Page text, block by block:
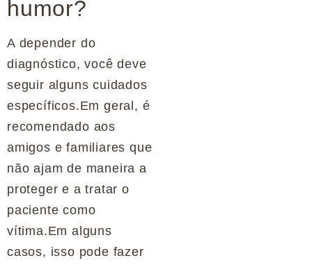
humor?
A depender do
diagnóstico, você deve
seguir alguns cuidados
específicos.Em geral, é
recomendado aos
amigos e familiares que
não ajam de maneira a
proteger e a tratar o
paciente como
vítima.Em alguns
casos, isso pode fazer